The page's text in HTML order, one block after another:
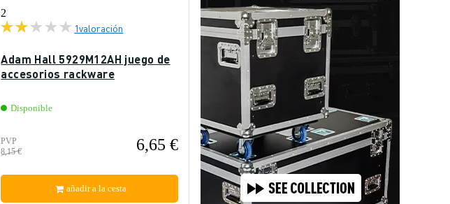
2
1valoración
Adam Hall 5929M12AH juego de
accesorios rackware
Disponible
PVP
8,15 €
6,65 €
añadir a la cesta